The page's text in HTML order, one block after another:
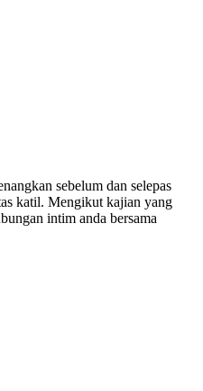
sebelum dan selepas
katil. Mengikut kajian yang
intim anda bersama